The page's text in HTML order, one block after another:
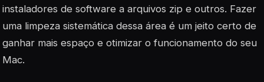
instaladores de software a arquivos zip e outros. Fazer
uma limpeza sistemática dessa área é um jeito certo de
ganhar mais espaço e otimizar o funcionamento do seu
Mac.